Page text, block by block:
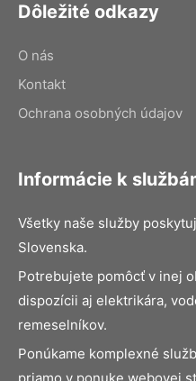
Dôležité odkazy
O nás
Kontakt
Ochrana osobných údajov
Informácie k
Všetky naše služby
Slovenska.
Potrebujete pomôcť v inej
dispozícii aj elektrikára,
remeselníkov.
Ponúkame komplexné